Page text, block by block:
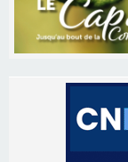
Les brèves